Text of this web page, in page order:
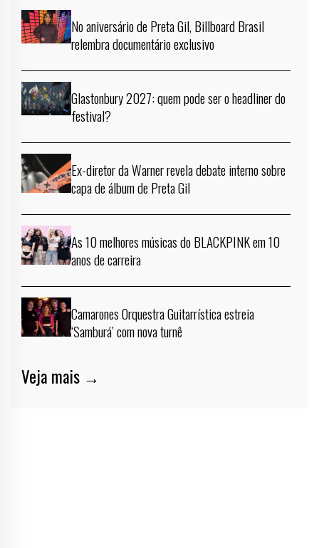
No aniversário de Preta Gil, Billboard Brasil
relembra documentário exclusivo
Glastonbury 2027: quem pode ser o headliner do
festival?
Ex-diretor da Warner revela debate interno sobre
capa de álbum de Preta Gil
As 10 melhores músicas do BLACKPINK em 10
anos de carreira
Camarones Orquestra Guitarrística estreia
‘Samburá’ com nova turnê
Veja mais →